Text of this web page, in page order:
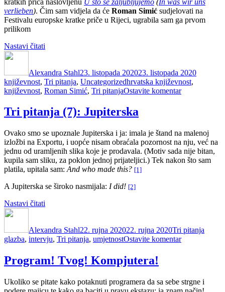
svi
ostali
verlieben). Čim sam vidjela da će Roman Simić sudjelovati na
Festivalu europske kratke priče u Rijeci, ugrabila sam ga prvom
prilikom
Nastavi čitati
Roman
Simić”
Alexandra Stahl23. listopada 202023. listopada 2020
književnost, Tri pitanja, UncategorizedOznake
hrvatska književnost,
književnost, Roman Simić, Tri pitanjaOstavite komentarna
Simić
Tri pitanja (7): Jupiterska
Ovako smo se upoznale Jupiterska i ja: imala je štand na malenoj
izložbi na Exportu, i uopće nisam obraćala pozornost na nju, već na
jednu od uramljenih slika koje je prodavala. (Motiv sada nije bitan,
kupila sam sliku, za poklon jednoj prijateljici.) Tek nakon što sam
platila, upitala sam: And who made this? [1]
A Jupiterska se široko nasmijala: I did! [2]
Nastavi čitati
Jupiterska”
Alexandra Stahl22. rujna 202022. rujna 2020Tri pitanja
glazba, intervju, Tri pitanja, umjetnostOstavite komentarna
Program! Tvog! Kompjutera!
Ukoliko se pitate kako potaknuti programera da sa sebe strgne i